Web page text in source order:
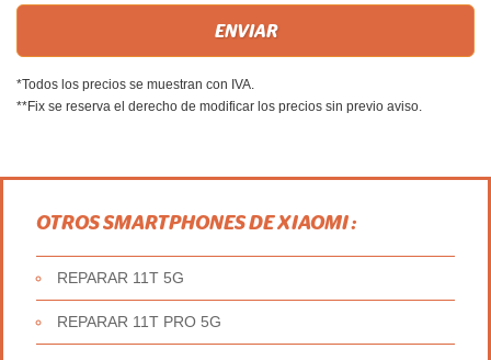
*Todos los precios se muestran con IVA.
**Fix se reserva el derecho de modificar los precios sin previo aviso.
OTROS SMARTPHONES DE XIAOMI :
REPARAR 11T 5G
REPARAR 11T PRO 5G